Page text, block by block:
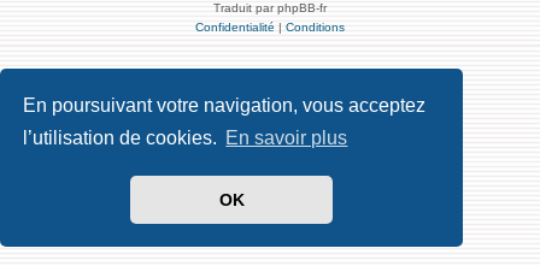
En poursuivant votre navigation, vous acceptez
l’utilisation de cookies. En savoir plus
OK
Traduit par phpBB-fr
Confidentialité | Conditions